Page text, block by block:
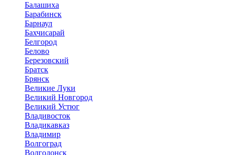
Балашиха
Барабинск
Барнаул
Бахчисарай
Белгород
Белово
Березовский
Братск
Брянск
Великие Луки
Великий Новгород
Великий Устюг
Владивосток
Владикавказ
Владимир
Волгоград
Волгодонск